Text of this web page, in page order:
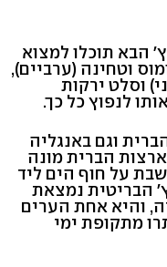
הבא תוכלו למצוא
וטחינה (ערביים),
וסלט ירקות
לנפוץ כל כך.
וגם באנגליה
הברית מונה
יושבת על חוף הים ליד
הבריטית נמצאת
והיא אחת הערים
מתקופת ימי